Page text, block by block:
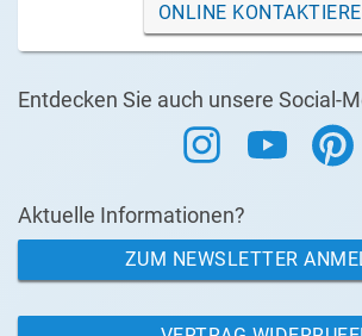
ONLINE
Entdecken Sie auch unsere Social-
Aktuelle Informationen?
ZUM NEWSLETTER